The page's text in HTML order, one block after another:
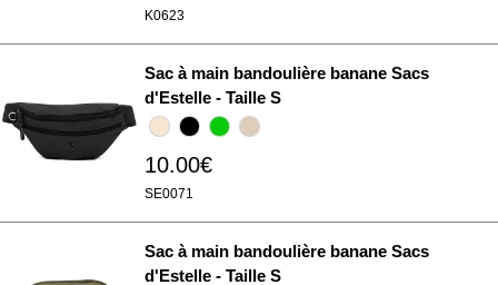
K0623
Sac à main bandoulière banane Sacs
d'Estelle - Taille S
10.00€
SE0071
Sac à main bandoulière banane Sacs
d'Estelle - Taille S